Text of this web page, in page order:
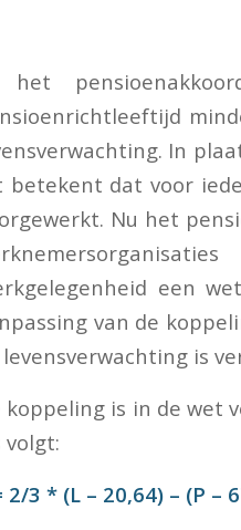
het
In
betekent dat voor
Nu het
een
van de
levensverwachting is
koppeling is in de wet
volgt:
2/3 * (L – 20,64) – (P –